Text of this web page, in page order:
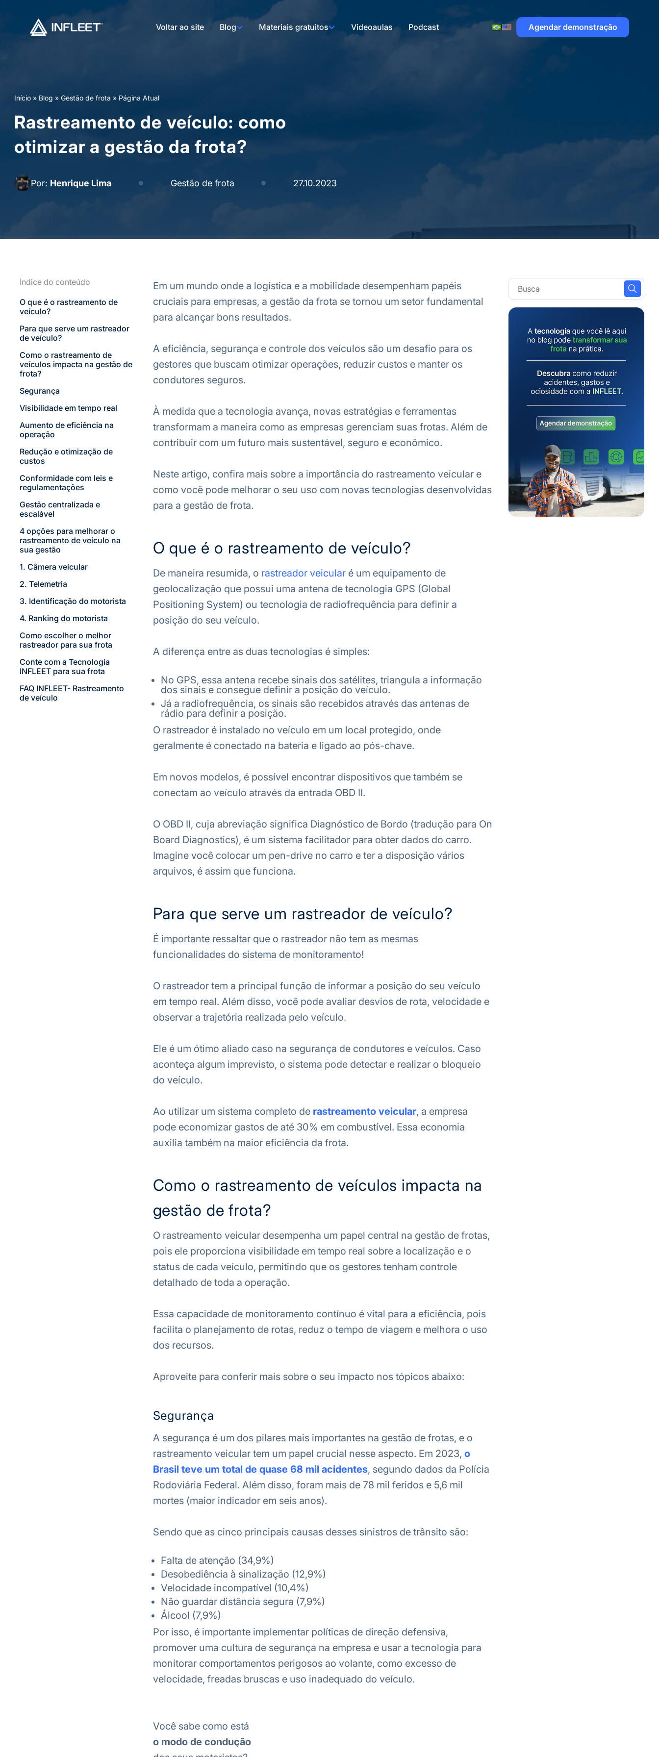
Voltar ao site Blog Materiais gratuitos Videoaulas Podcast Agendar demonstração
Início » Blog » Gestão de frota » Página Atual
Rastreamento de veículo: como
otimizar a gestão da frota?
Por: Henrique Lima Gestão de frota 27.10.2023
Índice do conteúdo
O que é o rastreamento de
veículo?
Para que serve um rastreador
de veículo?
Como o rastreamento de
veículos impacta na gestão de
frota?
Segurança
Visibilidade em tempo real
Aumento de eficiência na
operação
Redução e otimização de
custos
Conformidade com leis e
regulamentações
Gestão centralizada e
escalável
4 opções para melhorar o
rastreamento de veículo na
sua gestão
1. Câmera veicular
2. Telemetria
3. Identificação do motorista
4. Ranking do motorista
Como escolher o melhor
rastreador para sua frota
Conte com a Tecnologia
INFLEET para sua frota
FAQ INFLEET- Rastreamento
de veículo
Em um mundo onde a logística e a mobilidade desempenham papéis
cruciais para empresas, a gestão da frota se tornou um setor fundamental
para alcançar bons resultados.
A eficiência, segurança e controle dos veículos são um desafio para os
gestores que buscam otimizar operações, reduzir custos e manter os
condutores seguros.
À medida que a tecnologia avança, novas estratégias e ferramentas
transformam a maneira como as empresas gerenciam suas frotas. Além de
contribuir com um futuro mais sustentável, seguro e econômico.
Neste artigo, confira mais sobre a importância do rastreamento veicular e
como você pode melhorar o seu uso com novas tecnologias desenvolvidas
para a gestão de frota.
O que é o rastreamento de veículo?
De maneira resumida, o rastreador veicularé um equipamento de
geolocalização que possui uma antena de tecnologia GPS (Global
Positioning System) ou tecnologia de radiofrequência para definir a
posição do seu veículo.
A diferença entre as duas tecnologias é simples:
No GPS, essa antena recebe sinais dos satélites, triangula a informação
dos sinais e consegue definir a posição do veículo.
Já a radiofrequência, os sinais são recebidos através das antenas de
rádio para definir a posição.
O rastreador é instalado no veículo em um local protegido, onde
geralmente é conectado na bateria e ligado ao pós-chave.
Em novos modelos, é possível encontrar dispositivos que também se
conectam ao veículo através da entrada OBD II.
O OBD II, cuja abreviação significa Diagnóstico de Bordo (tradução para On
Board Diagnostics), é um sistema facilitador para obter dados do carro.
Imagine você colocar um pen-drive no carro e ter a disposição vários
arquivos, é assim que funciona.
Para que serve um rastreador de veículo?
É importante ressaltar que o rastreador não tem as mesmas
funcionalidades do sistema de monitoramento!
O rastreador tem a principal função de informar a posição do seu veículo
em tempo real. Além disso, você pode avaliar desvios de rota, velocidade e
observar a trajetória realizada pelo veículo.
Ele é um ótimo aliado caso na segurança de condutores e veículos. Caso
aconteça algum imprevisto, o sistema pode detectar e realizar o bloqueio
do veículo.
Ao utilizar um sistema completo de rastreamento veicular, a empresa
pode economizar gastos de até 30% em combustível. Essa economia
auxilia também na maior eficiência da frota.
Como o rastreamento de veículos impacta na
gestão de frota?
O rastreamento veicular desempenha um papel central na gestão de frotas,
pois ele proporciona visibilidade em tempo real sobre a localização e o
status de cada veículo, permitindo que os gestores tenham controle
detalhado de toda a operação.
Essa capacidade de monitoramento contínuo é vital para a eficiência, pois
facilita o planejamento de rotas, reduz o tempo de viagem e melhora o uso
dos recursos.
Aproveite para conferir mais sobre o seu impacto nos tópicos abaixo:
Segurança
A segurança é um dos pilares mais importantes na gestão de frotas, e o
rastreamento veicular tem um papel crucial nesse aspecto. Em 2023, o
Brasil teve um total de quase 68 mil acidentes, segundo dados da Polícia
Rodoviária Federal. Além disso, foram mais de 78 mil feridos e 5,6 mil
mortes (maior indicador em seis anos).
Sendo que as cinco principais causas desses sinistros de trânsito são:
Falta de atenção (34,9%)
Desobediência à sinalização (12,9%)
Velocidade incompatível (10,4%)
Não guardar distância segura (7,9%)
Álcool (7,9%)
Por isso, é importante implementar políticas de direção defensiva,
promover uma cultura de segurança na empresa e usar a tecnologia para
monitorar comportamentos perigosos ao volante, como excesso de
velocidade, freadas bruscas e uso inadequado do veículo.
Você sabe como está
o modo de condução